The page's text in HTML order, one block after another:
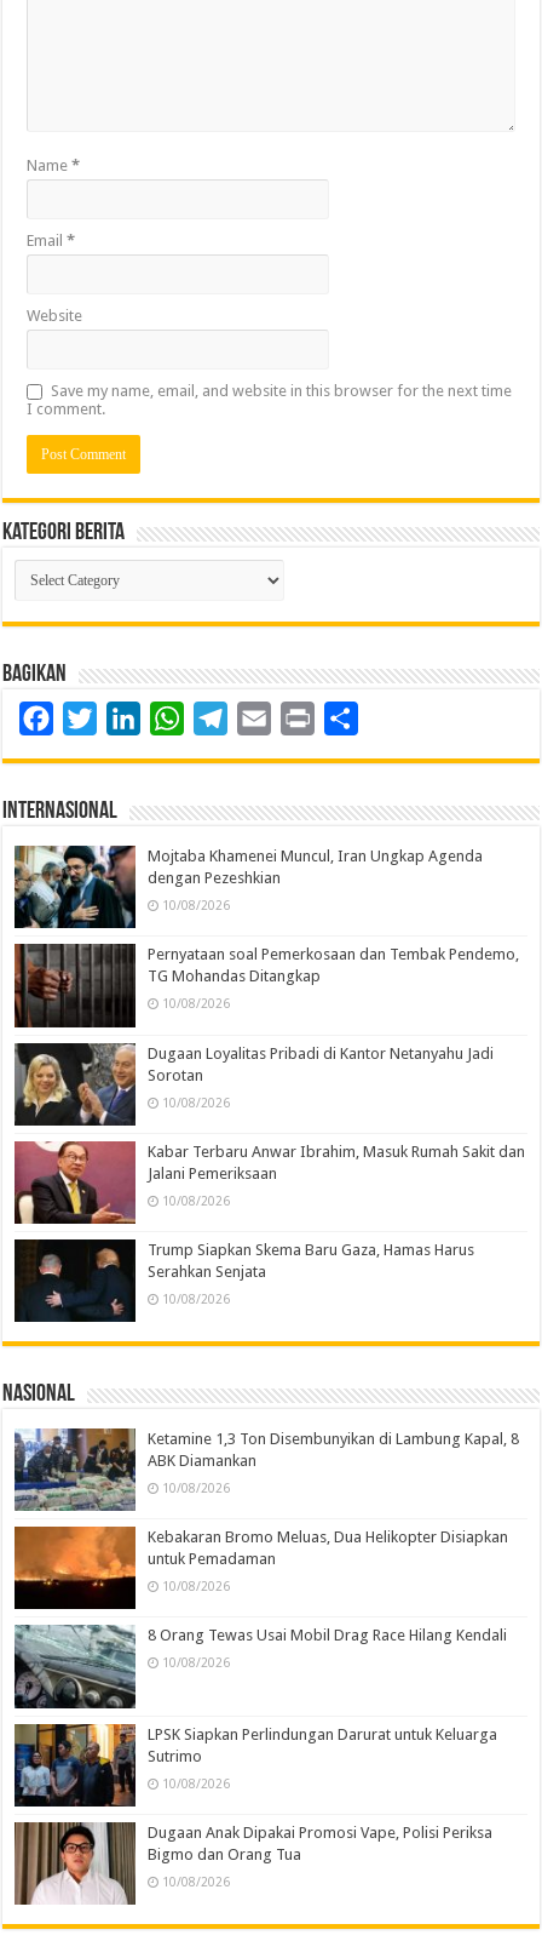
Name*
Email*
Website
Save my name, email, and website in this browser for the next time
I comment.
Kategori Berita
Kategori
Berita
Bagikan
FacebookTwitterLinkedInWhatsAppTelegram
Email Print
Internasional
Mojtaba Khamenei Muncul, Iran Ungkap Agenda
dengan Pezeshkian
10/08/2026
Pernyataan soal Pemerkosaan dan Tembak Pendemo,
TG Mohandas Ditangkap
10/08/2026
Dugaan Loyalitas Pribadi di Kantor Netanyahu Jadi
Sorotan
10/08/2026
Kabar Terbaru Anwar Ibrahim, Masuk Rumah Sakit dan
Jalani Pemeriksaan
10/08/2026
Trump Siapkan Skema Baru Gaza, Hamas Harus
Serahkan Senjata
10/08/2026
Nasional
Ketamine 1,3 Ton Disembunyikan di Lambung Kapal, 8
ABK Diamankan
10/08/2026
Kebakaran Bromo Meluas, Dua Helikopter Disiapkan
untuk Pemadaman
10/08/2026
8 Orang Tewas Usai Mobil Drag Race Hilang Kendali
10/08/2026
LPSK Siapkan Perlindungan Darurat untuk Keluarga
Sutrimo
10/08/2026
Dugaan Anak Dipakai Promosi Vape, Polisi Periksa
Bigmo dan Orang Tua
10/08/2026